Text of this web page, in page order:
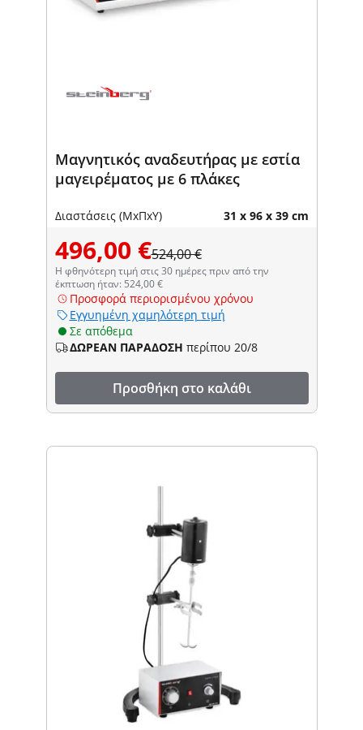
Μαγνητικός αναδευτήρας με εστία
μαγειρέματος με 6 πλάκες
Διαστάσεις (ΜxΠxΥ) 31 x 96 x 39 cm
496,00 €524,00 €
Η φθηνότερη τιμή στις 30 ημέρες πριν από την
έκπτωση ήταν: 524,00 €
Προσφορά περιορισμένου χρόνου
Εγγυημένη χαμηλότερη τιμή
Σε απόθεμα
ΔΩΡΕΑΝ ΠΑΡΑΔΟΣΗ περίπου 20/8
Προσθήκη στο καλάθι